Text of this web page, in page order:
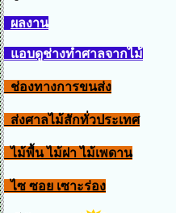
ผลงาน
แอบดูช่างทำศาลจากไม้
ช่องทางการขนส่ง
ส่งศาลไม้สักทั่วประเทศ
ไม้พื้น ไม้ฝา ไม้เพดาน
ไซ ซอย เซาะร่อง